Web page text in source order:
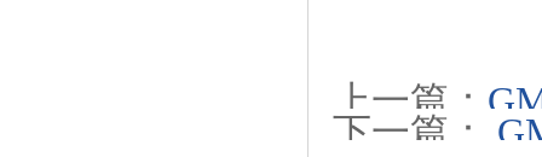
上一篇：
下一篇：